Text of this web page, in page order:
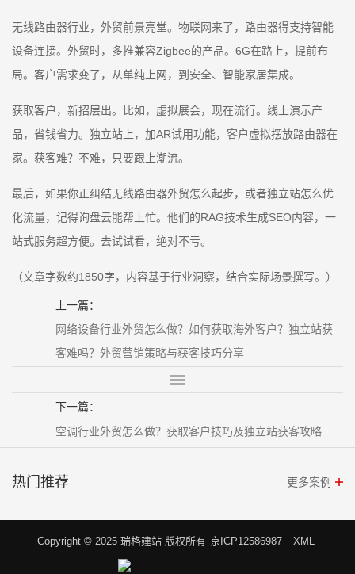
无线路由器行业，外贸前景亮堂。物联网来了，路由器得支持智能
设备连接。外贸时，多推兼容Zigbee的产品。6G在路上，提前布
局。客户需求变了，从单纯上网，到安全、智能家居集成。
获取客户，新招层出。比如，虚拟展会，现在流行。线上演示产
品，省钱省力。独立站上，加AR试用功能，客户虚拟摆放路由器在
家。获客难？不难，只要跟上潮流。
最后，如果你正纠结无线路由器外贸怎么起步，或者独立站怎么优
化流量，记得询盘云能帮上忙。他们的RAG技术生成SEO内容，一
站式服务超方便。去试试看，绝对不亏。
（文章字数约1850字，内容基于行业洞察，结合实际场景撰写。）
上一篇：
网络设备行业外贸怎么做？如何获取海外客户？独立站获
客难吗？外贸营销策略与获客技巧分享
下一篇：
空调行业外贸怎么做？获取客户技巧及独立站获客攻略
热门推荐 更多案例
Copyright © 2025 瑞格建站 版权所有 京ICP12586987 XML